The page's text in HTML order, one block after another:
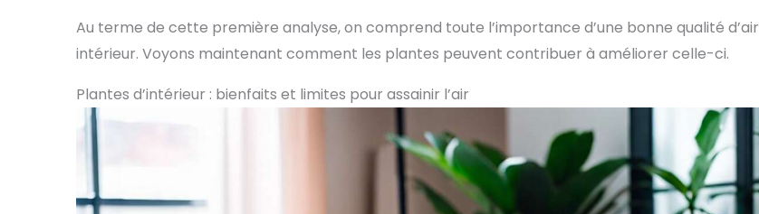
Au terme de cette première analyse, on comprend toute l’importance d’une bonne qualité d’air
intérieur. Voyons maintenant comment les plantes peuvent contribuer à améliorer celle-ci.
Plantes d’intérieur : bienfaits et limites pour assainir l’air